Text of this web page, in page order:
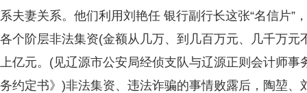
系夫妻关系。他们利用刘艳任 银行副行长这张“名信片”
各个阶层非法集资(金额从几万、到几百万元、几千万元
上亿元。(见辽源市公安局经侦支队与辽源正则会计师
务约定书》)非法集资、违法诈骗的事情败露后，陶堃、